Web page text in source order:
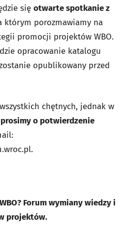
się otwarte spotkanie z
którym porozmawiamy na
promocji projektów WBO.
opracowanie katalogu
opublikowany przed
chętnych, jednak w
prosimy o potwierdzenie
.
Forum wymiany wiedzy i
projektów.